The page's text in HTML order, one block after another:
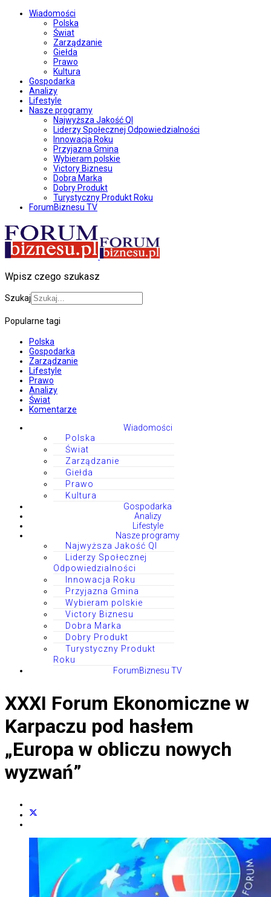
Wiadomości
Polska
Świat
Zarządzanie
Giełda
Prawo
Kultura
Gospodarka
Analizy
Lifestyle
Nasze programy
Najwyższa Jakość QI
Liderzy Społecznej Odpowiedzialności
Innowacja Roku
Przyjazna Gmina
Wybieram polskie
Victory Biznesu
Dobra Marka
Dobry Produkt
Turystyczny Produkt Roku
ForumBiznesu TV
Wpisz czego szukasz
Szukaj
Popularne tagi
Polska
Gospodarka
Zarządzanie
Lifestyle
Prawo
Analizy
Świat
Komentarze
Wiadomości
Polska
Świat
Zarządzanie
Giełda
Prawo
Kultura
Gospodarka
Analizy
Lifestyle
Nasze programy
Najwyższa Jakość QI
Liderzy Społecznej
Odpowiedzialności
Innowacja Roku
Przyjazna Gmina
Wybieram polskie
Victory Biznesu
Dobra Marka
Dobry Produkt
Turystyczny Produkt
Roku
ForumBiznesu TV
XXXI Forum Ekonomiczne w
Karpaczu pod hasłem
„Europa w obliczu nowych
wyzwań”